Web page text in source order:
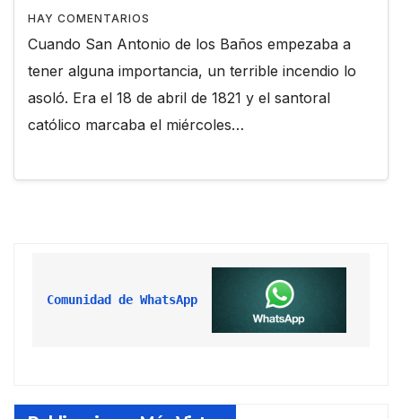
HAY COMENTARIOS
Cuando San Antonio de los Baños empezaba a
tener alguna importancia, un terrible incendio lo
asoló. Era el 18 de abril de 1821 y el santoral
católico marcaba el miércoles…
Comunidad de WhatsApp